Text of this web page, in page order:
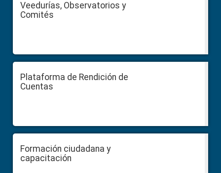
Veedurías, Observatorios y
Comités
Plataforma de Rendición de
Cuentas
Formación ciudadana y
capacitación